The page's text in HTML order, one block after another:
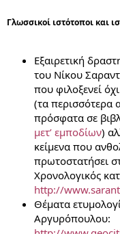
Γλωσσικοί ιστότοποι και
Εξαιρετική
του Νίκου
που φιλοξενεί
(τα περισσότερα
πρόσφατα σε
μετ’ εμποδίων)
κείμενα που
πρωτοστατήσει
Χρονολογικός
http://
Θέματα
Αργυρόπουλου: